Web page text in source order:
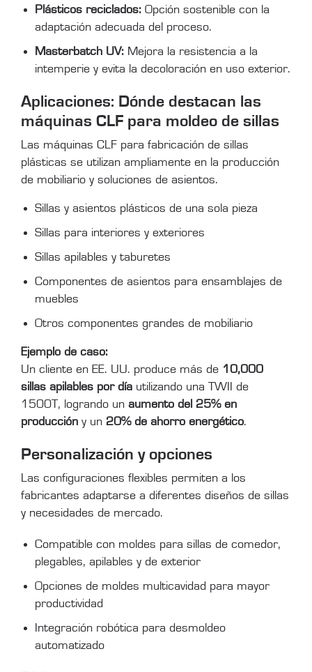
Plásticos reciclados: Opción sostenible con la
adaptación adecuada del proceso.
Masterbatch UV: Mejora la resistencia a la
intemperie y evita la decoloración en uso exterior.
Aplicaciones: Dónde destacan las
máquinas CLF para moldeo de sillas
Las máquinas CLF para fabricación de sillas
plásticas se utilizan ampliamente en la producción
de mobiliario y soluciones de asientos.
Sillas y asientos plásticos de una sola pieza
Sillas para interiores y exteriores
Sillas apilables y taburetes
Componentes de asientos para ensamblajes de
muebles
Otros componentes grandes de mobiliario
Ejemplo de caso:
Un cliente en EE. UU. produce más de 10,000
sillas apilables por día utilizando una TWII de
1500T, logrando un aumento del 25% en
producción y un 20% de ahorro energético.
Personalización y opciones
Las configuraciones flexibles permiten a los
fabricantes adaptarse a diferentes diseños de sillas
y necesidades de mercado.
Compatible con moldes para sillas de comedor,
plegables, apilables y de exterior
Opciones de moldes multicavidad para mayor
productividad
Integración robótica para desmoldeo
automatizado